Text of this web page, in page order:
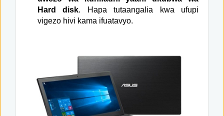
Hard disk. Hapa tutaangalia kwa ufupi
vigezo hivi kama ifuatavyo.